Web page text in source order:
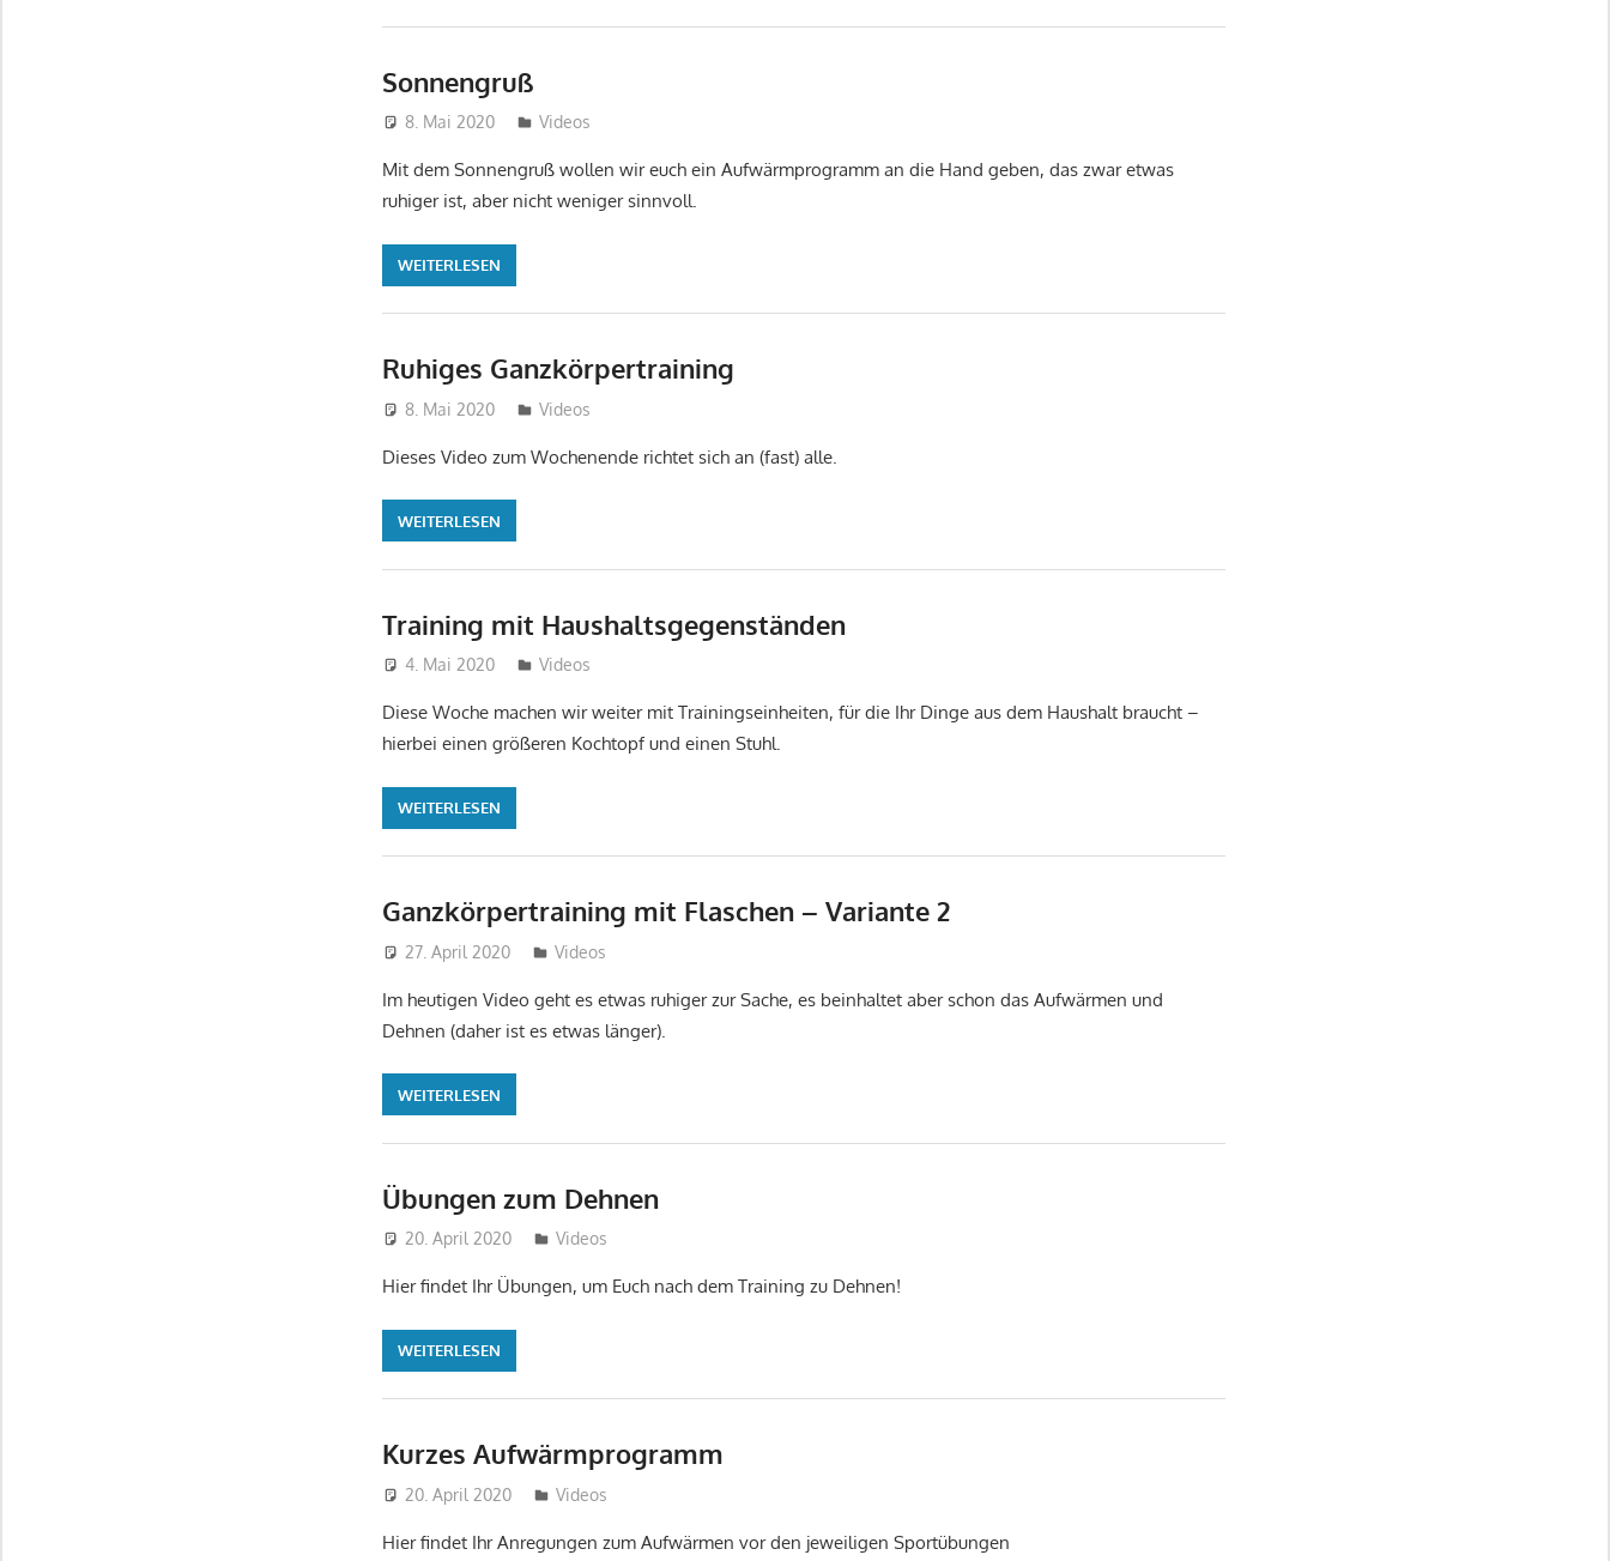
Sonnengruß
8. Mai 2020 Sebastian Wiedling
Videos
Mit dem Sonnengruß wollen wir euch ein Aufwärmprogramm an die Hand geben, das zwar etwas
ruhiger ist, aber nicht weniger sinnvoll.
WEITERLESEN
Ruhiges Ganzkörpertraining
8. Mai 2020 Sebastian Wiedling
Videos
Dieses Video zum Wochenende richtet sich an (fast) alle.
WEITERLESEN
Training mit Haushaltsgegenständen
4. Mai 2020 Sebastian Wiedling
Videos
Diese Woche machen wir weiter mit Trainingseinheiten, für die Ihr Dinge aus dem Haushalt braucht –
hierbei einen größeren Kochtopf und einen Stuhl.
WEITERLESEN
Ganzkörpertraining mit Flaschen – Variante 2
27. April 2020 Sebastian Wiedling
Videos
Im heutigen Video geht es etwas ruhiger zur Sache, es beinhaltet aber schon das Aufwärmen und
Dehnen (daher ist es etwas länger).
WEITERLESEN
Übungen zum Dehnen
20. April 2020 Sebastian Wiedling
Videos
Hier findet Ihr Übungen, um Euch nach dem Training zu Dehnen!
WEITERLESEN
Kurzes Aufwärmprogramm
20. April 2020 Sebastian Wiedling
Videos
Hier findet Ihr Anregungen zum Aufwärmen vor den jeweiligen Sportübungen